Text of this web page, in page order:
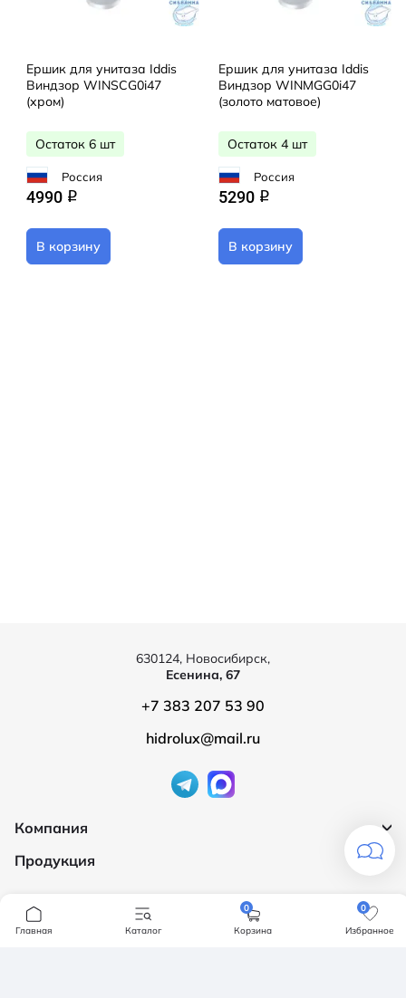
Ершик для унитаза Iddis
Виндзор WINSCG0i47
(хром)
Остаток 6 шт
Россия
4990 q
В корзину
Ершик для унитаза Iddis
Виндзор WINMGG0i47
(золото матовое)
Остаток 4 шт
Россия
5290 q
В корзину
Компания
О компании
Доставка и оплата
Продукция
Мебель для ванной
630124, Новосибирск,
Есенина, 67
+7 383 207 53 90
hidrolux@mail.ru
Главная Каталог
0
Корзина
0
Избранное